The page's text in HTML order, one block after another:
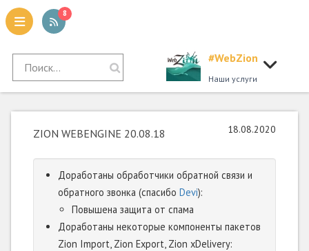
8
#WebZion
Наши услуги
ZION WEBENGINE 20.08.18 18.08.2020
Доработаны обработчики обратной связи и
обратного звонка (спасибо Devi):
Повышена защита от спама
Доработаны некоторые компоненты пакетов
Zion Import, Zion Export, Zion xDelivery: